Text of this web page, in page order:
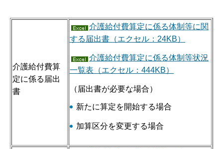
介護給付費算
定に係る届出
書
介護給付費算定に係る体制等に関
する届出書（エクセル：24KB）
介護給付費算定に係る体制等状況
一覧表（エクセル：444KB）
（届出書が必要な場合）
新たに算定を開始する場合
加算区分を変更する場合